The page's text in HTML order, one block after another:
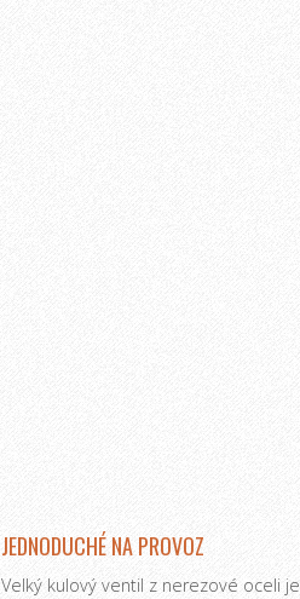
JEDNODUCHÉ NA PROVOZ
Velký kulový ventil z nerezové oceli je